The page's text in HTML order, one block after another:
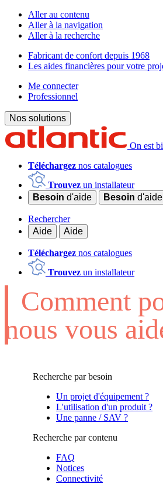
Aller au contenu
Aller à la navigation
Aller à la recherche
Fabricant de confort depuis 1968
Les aides financières pour votre
Me connecter
Professionnel
Nos solutions
On est
Téléchargez nos catalogues
Trouvez un installateur
Besoin d'aide Besoin d'aide
Rechercher
Aide
Aide
Téléchargez nos catalogues
Trouvez un installateur
Comment
nous vous
Recherche par besoin
Un projet d'équipement ?
L'utilisation d'un produit ?
Une panne / SAV ?
Recherche par contenu
FAQ
Notices
Connectivité